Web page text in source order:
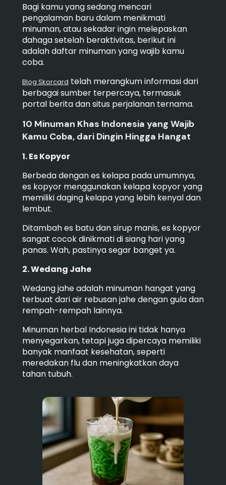
Bagi kamu yang sedang mencari
pengalaman baru dalam menikmati
minuman, atau sekadar ingin melepaskan
dahaga setelah beraktivitas, berikut ini
adalah daftar minuman yang wajib kamu
coba.
Blog Skorcard telah merangkum informasi dari
berbagai sumber terpercaya, termasuk
portal berita dan situs perjalanan ternama.
10 Minuman Khas Indonesia yang Wajib
Kamu Coba, dari Dingin Hingga Hangat
1. Es Kopyor
Berbeda dengan es kelapa pada umumnya,
es kopyor menggunakan kelapa kopyor yang
memiliki daging kelapa yang lebih kenyal dan
lembut.
Ditambah es batu dan sirup manis, es kopyor
sangat cocok dinikmati di siang hari yang
panas. Wah, pastinya segar banget ya.
2. Wedang Jahe
Wedang jahe adalah minuman hangat yang
terbuat dari air rebusan jahe dengan gula dan
rempah-rempah lainnya.
Minuman herbal Indonesia ini tidak hanya
menyegarkan, tetapi juga dipercaya memiliki
banyak manfaat kesehatan, seperti
meredakan flu dan meningkatkan daya
tahan tubuh.